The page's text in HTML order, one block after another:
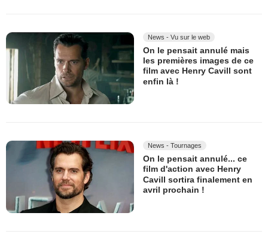
News - Vu sur le web
On le pensait annulé mais
les premières images de ce
film avec Henry Cavill sont
enfin là !
News - Tournages
On le pensait annulé... ce
film d'action avec Henry
Cavill sortira finalement en
avril prochain !